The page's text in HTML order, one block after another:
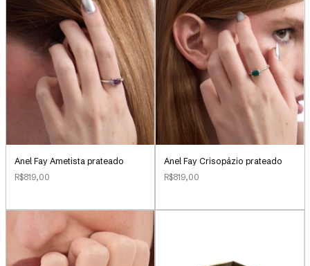
Anel Fay Ametista prateado
R$819,00
Anel Fay Crisopázio prateado
R$819,00